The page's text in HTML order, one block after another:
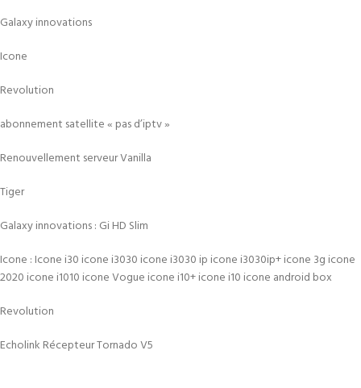
Galaxy innovations
Icone
Revolution
abonnement satellite « pas d’iptv »
Renouvellement serveur Vanilla
Tiger
Galaxy innovations : Gi HD Slim
Icone : Icone i30 icone i3030 icone i3030 ip icone i3030ip+ icone 3g icone
2020 icone i1010 icone Vogue icone i10+ icone i10 icone android box
Revolution
Echolink Récepteur Tornado V5